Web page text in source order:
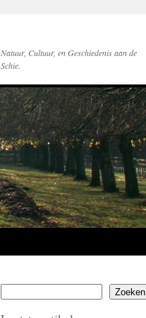
Natuur, Cultuur, en Geschiedenis aan de
Schie.
Zoeken